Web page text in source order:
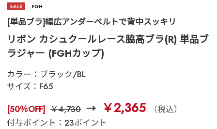
[単品ブラ]幅広アンダーベルトで背中スッキリ
リボン カシュクールレース脇高ブラ(R) 単品ブ
ラジャー (FGHカップ)
カラー： ブラック/BL
サイズ： F65
[50％OFF] ￥4,730 ￥2,365
（税込）
付与ポイント：23ポイント